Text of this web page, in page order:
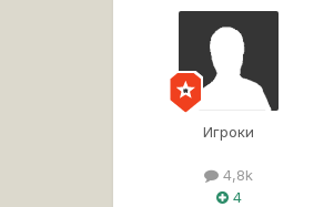
Игроки
4,8k
4